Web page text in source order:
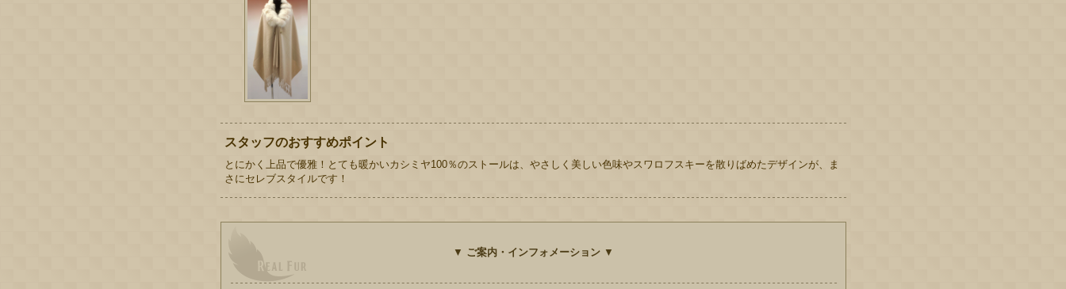
スタッフのおすすめポイント
とにかく上品で優雅！とても暖かいカシミヤ100％のストールは、やさしく美しい色味やスワロフスキーを散りばめたデザインが、ま
さにセレブスタイルです！
▼ ご案内・インフォメーション▼